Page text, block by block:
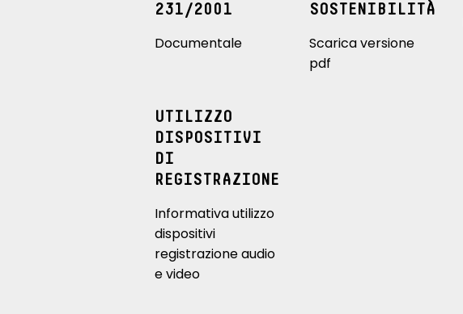
231/2001
Documentale
SOSTENIBILITÀ
Scarica versione
pdf
UTILIZZO
DISPOSITIVI
DI
REGISTRAZIONE
Informativa utilizzo
dispositivi
registrazione audio
e video